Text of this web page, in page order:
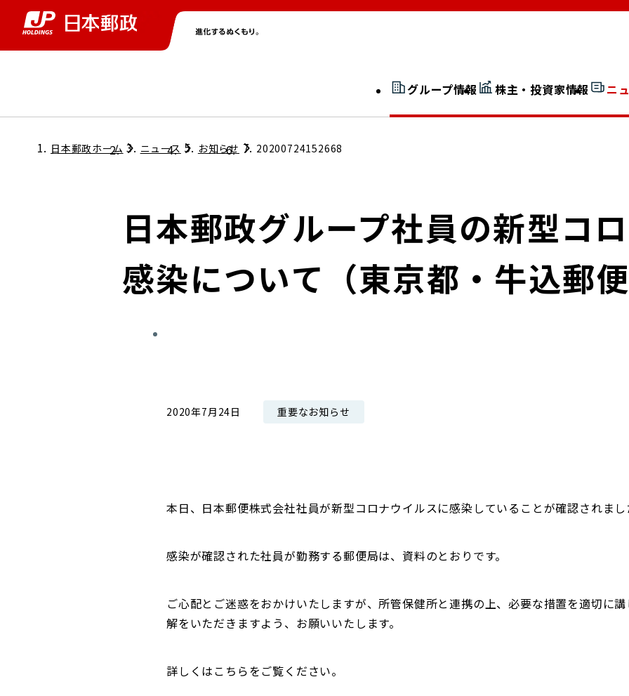
グループ情報
グループ情報トップ 社長室通信
JP 改革実行委員会
広告ギャラリー
株主・投資家情報
株主・投資家情報トップ
個人投資家のみなさまへ
ニ
ニューストップ
サステナビリティトップ
担当役員メッセージ
サステナビリティマネジメント
開示情報検索
採用情報トップ
日本郵政ホーム ニュース お知らせ 20200724152668
日本郵政グループ社員の新型コ
感染について（東京都・牛込郵便
2020年7月24日 重要なお知らせ
本日、日本郵便株式会社社員が新型コロナウイルスに感染していることが確認されまし
感染が確認された社員が勤務する郵便局は、資料のとおりです。
ご心配とご迷惑をおかけいたしますが、所管保健所と連携の上、必要な措置を適切に
解をいただきますよう、お願いいたします。
詳しくはこちらをご覧ください。